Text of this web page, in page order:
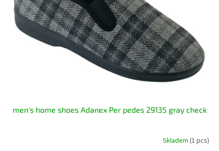
men's home shoes Adanex Per pedes 29135 gray check
Skladem (1 pcs)